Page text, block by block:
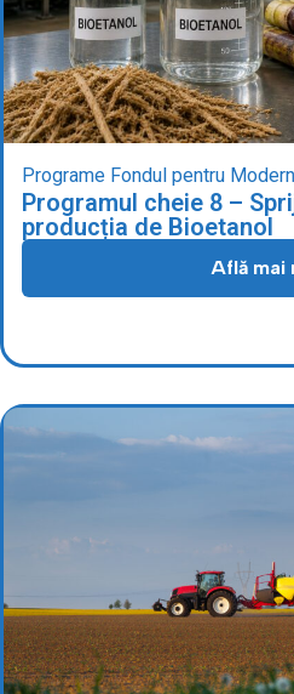
Programe Fondul pentru
Programul cheie 8 –
producția de Bioetanol
Află mai